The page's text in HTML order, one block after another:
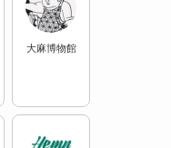
大麻博物館